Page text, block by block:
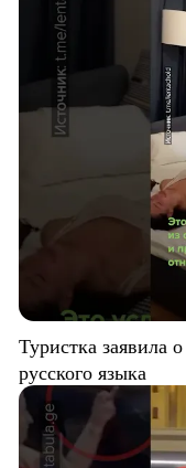
Туристка заявила
русского языка